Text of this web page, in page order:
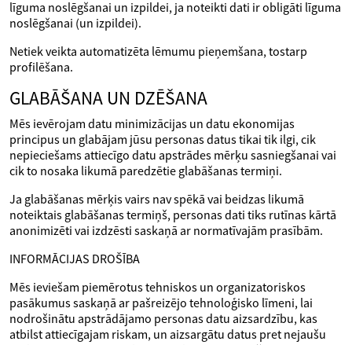
līguma noslēgšanai un izpildei, ja noteikti dati ir obligāti līguma
noslēgšanai (un izpildei).
Netiek veikta automatizēta lēmumu pieņemšana, tostarp
profilēšana.
GLABĀŠANA UN DZĒŠANA
Mēs ievērojam datu minimizācijas un datu ekonomijas
principus un glabājam jūsu personas datus tikai tik ilgi, cik
nepieciešams attiecīgo datu apstrādes mērķu sasniegšanai vai
cik to nosaka likumā paredzētie glabāšanas termiņi.
Ja glabāšanas mērķis vairs nav spēkā vai beidzas likumā
noteiktais glabāšanas termiņš, personas dati tiks rutīnas kārtā
anonimizēti vai izdzēsti saskaņā ar normatīvajām prasībām.
INFORMĀCIJAS DROŠĪBA
Mēs ieviešam piemērotus tehniskos un organizatoriskos
pasākumus saskaņā ar pašreizējo tehnoloģisko līmeni, lai
nodrošinātu apstrādājamo personas datu aizsardzību, kas
atbilst attiecīgajam riskam, un aizsargātu datus pret nejaušu